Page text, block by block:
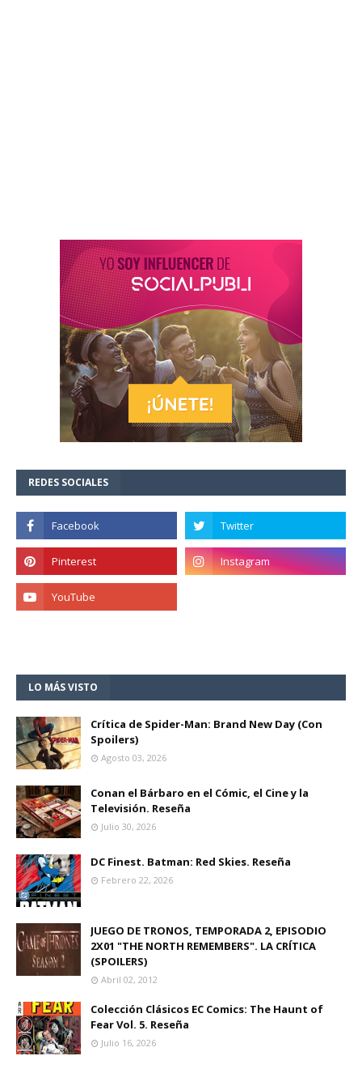
REDES SOCIALES
LO MÁS VISTO
Crítica de Spider-Man: Brand New Day (Con
Spoilers)
Agosto 03, 2026
Conan el Bárbaro en el Cómic, el Cine y la
Televisión. Reseña
Julio 30, 2026
DC Finest. Batman: Red Skies. Reseña
Febrero 22, 2026
JUEGO DE TRONOS, TEMPORADA 2, EPISODIO
2X01 "THE NORTH REMEMBERS". LA CRÍTICA
(SPOILERS)
Abril 02, 2012
Colección Clásicos EC Comics: The Haunt of
Fear Vol. 5. Reseña
Julio 16, 2026